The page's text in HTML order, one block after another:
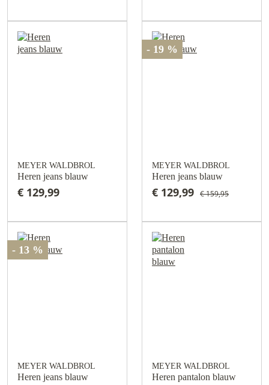
MEYER WALDBROL
Heren jeans blauw
€ 129,99
- 19 %
MEYER WALDBROL
Heren jeans blauw
€ 129,99 € 159,95
- 13 %
MEYER WALDBROL
Heren jeans blauw
MEYER WALDBROL
Heren pantalon blauw